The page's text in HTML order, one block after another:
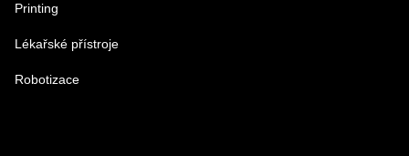
Printing
Lékařské přístroje
Robotizace